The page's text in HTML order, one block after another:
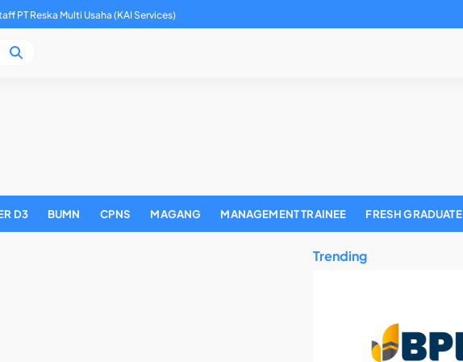
Pengelola Keuangan Haji Tahun 2026
D3 BUMN CPNS MAGANG MANAGEMENT TRAINEE FRESH GRADUATE
Trending